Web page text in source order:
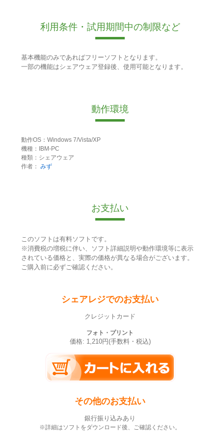
利用条件・試用期間中の制限など
基本機能のみであればフリーソフトとなります。
一部の機能はシェアウェア登録後、使用可能となります。
動作環境
動作OS：Windows 7/Vista/XP
機種：IBM-PC
種類：シェアウェア
作者： みず
お支払い
このソフトは有料ソフトです。
※消費税の増税に伴い、ソフト詳細説明や動作環境等に表示
されている価格と、実際の価格が異なる場合がございます。
ご購入前に必ずご確認ください。
シェアレジでのお支払い
クレジットカード
フォト・プリント
価格: 1,210円(手数料・税込)
その他のお支払い
銀行振り込みあり
※詳細はソフトをダウンロード後、ご確認ください。